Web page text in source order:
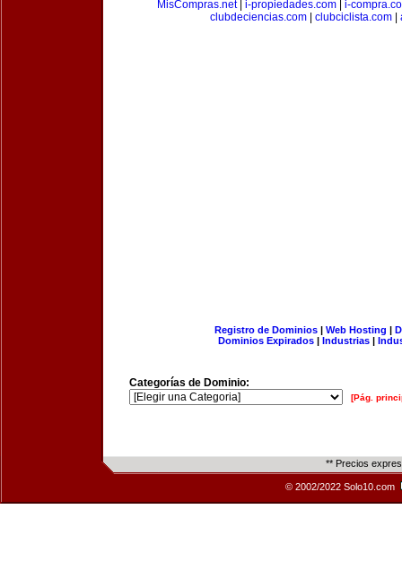
MisCompras.net| i-propiedades.com| i-
clubdeciencias.com
clubciclista.com
Registro de Dominios| Web Hosting |
Dominios Expirados | Industrias |
Categorías de Dominio:
[Pág.
** Precios
© 2002/2022 Solo10.com